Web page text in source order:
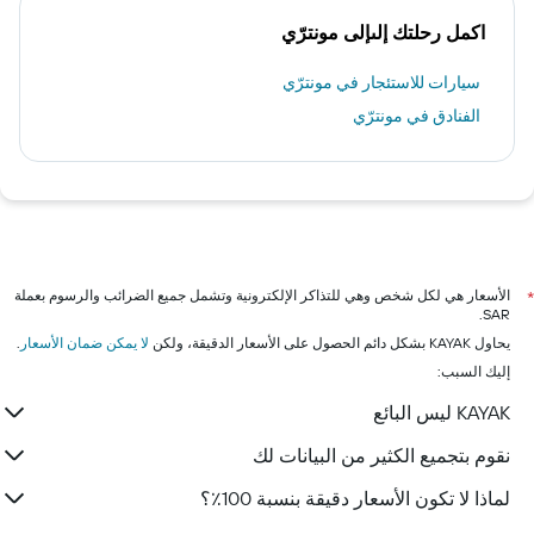
اكمل رحلتك إلىإلى مونترّي
سيارات للاستئجار في مونترّي
الفنادق في مونترّي
*
الأسعار هي لكل شخص وهي للتذاكر الإلكترونية وتشمل جميع الضرائب والرسوم بعملة
SAR.
يحاول KAYAK بشكل دائم الحصول على الأسعار الدقيقة، ولكن
لا يمكن ضمان الأسعار .
إليك السبب:
KAYAK ليس البائع
نقوم بتجميع الكثير من البيانات لك
لماذا لا تكون الأسعار دقيقة بنسبة 100٪؟